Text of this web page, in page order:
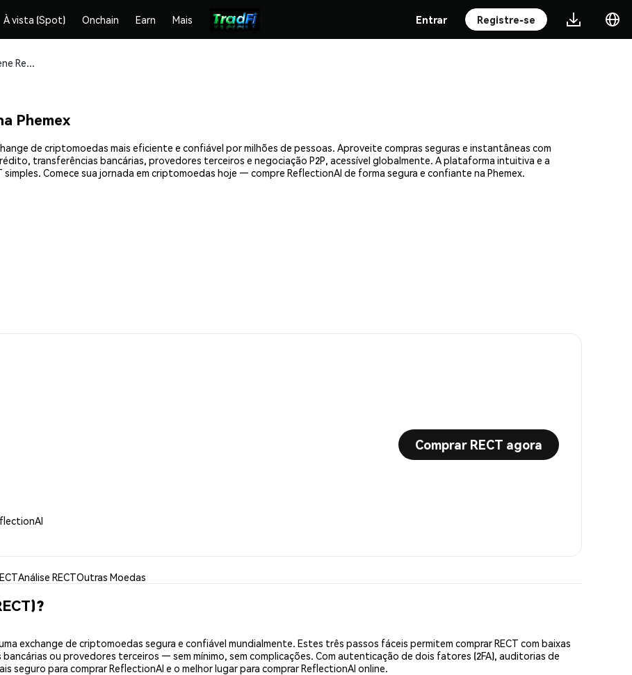
À vista (Spot) Onchain Earn Mais Entrar Registre-se
Compre e armazene ReflectionAI (RECT) com segurança
Phemex
de criptomoedas mais eficiente e confiável por milhões de pessoas. Aproveite compras seguras e instantâneas com
transferências bancárias, provedores terceiros e negociação P2P, acessível globalmente. A plataforma intuitiva e a
Comece sua jornada em criptomoedas hoje — compre ReflectionAI de forma segura e confiante na Phemex.
Comprar RECT agora
Análise RECTOutras Moedas
exchange de criptomoedas segura e confiável mundialmente. Estes três passos fáceis permitem comprar RECT com baixas
ou provedores terceiros — sem mínimo, sem complicações. Com autenticação de dois fatores (2FA), auditorias de
seguro para comprar ReflectionAI e o melhor lugar para comprar ReflectionAI online.